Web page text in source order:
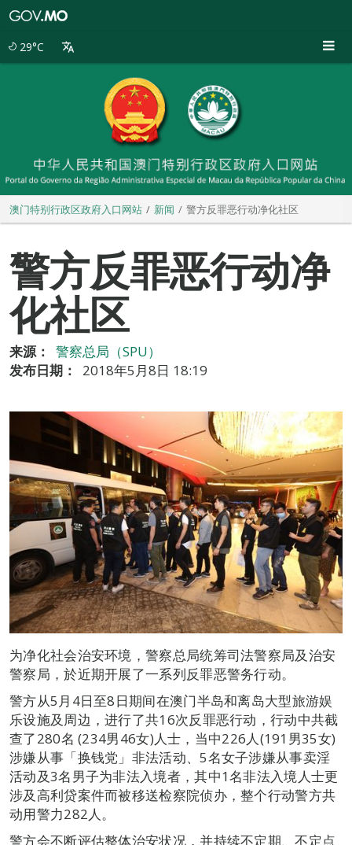
29°C
澳门特别行政区政府入口网站 新闻 警方反罪恶行动净化社区
警方反罪恶行动净
化社区
来源：
警察总局（SPU）
发布日期：
2018年5月8日 18:19
为净化社会治安环境，警察总局统筹司法警察局及治安
警察局，於近期开展了一系列反罪恶警务行动。
警方从5月4日至8日期间在澳门半岛和离岛大型旅游娱
乐设施及周边，进行了共16次反罪恶行动，行动中共截
查了280名 (234男46女)人士，当中226人(191男35女)
涉嫌从事「换钱党」非法活动、5名女子涉嫌从事卖淫
活动及3名男子为非法入境者，其中1名非法入境人士更
涉及高利贷案件而被移送检察院侦办，整个行动警方共
动用警力282人。
警方会不断评估整体治安状况，并持续不定期、不定点